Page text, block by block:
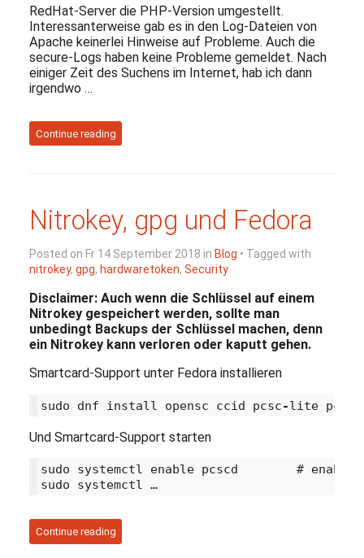
RedHat-Server die PHP-Version umgestellt.
Interessanterweise gab es in den Log-Dateien von
Apache keinerlei Hinweise auf Probleme. Auch die
secure-Logs haben keine Probleme gemeldet. Nach
einiger Zeit des Suchens im Internet, hab ich dann
irgendwo …
Continue reading
Nitrokey, gpg und Fedora
Posted on Fr 14 September 2018 in Blog • Tagged with
nitrokey, gpg, hardwaretoken, Security
Disclaimer: Auch wenn die Schlüssel auf einem
Nitrokey gespeichert werden, sollte man
unbedingt Backups der Schlüssel machen, denn
ein Nitrokey kann verloren oder kaputt gehen.
Smartcard-Support unter Fedora installieren
sudo dnf install opensc ccid pcsc-lite pcsc
Und Smartcard-Support starten
sudo systemctl enable pcscd        # enable
sudo systemctl …
Continue reading